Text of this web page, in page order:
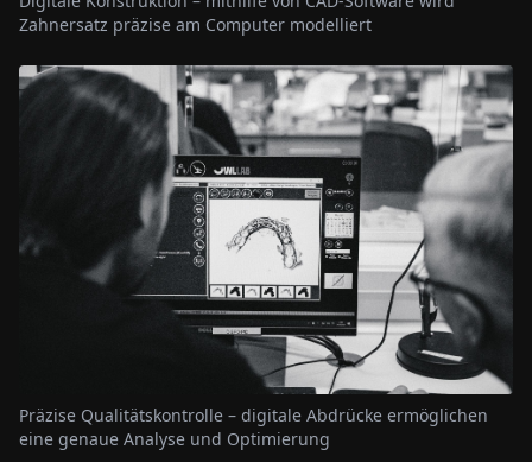
Zahnersatz präzise am Computer modelliert
Präzise Qualitätskontrolle – digitale Abdrücke ermöglichen
eine genaue Analyse und Optimierung